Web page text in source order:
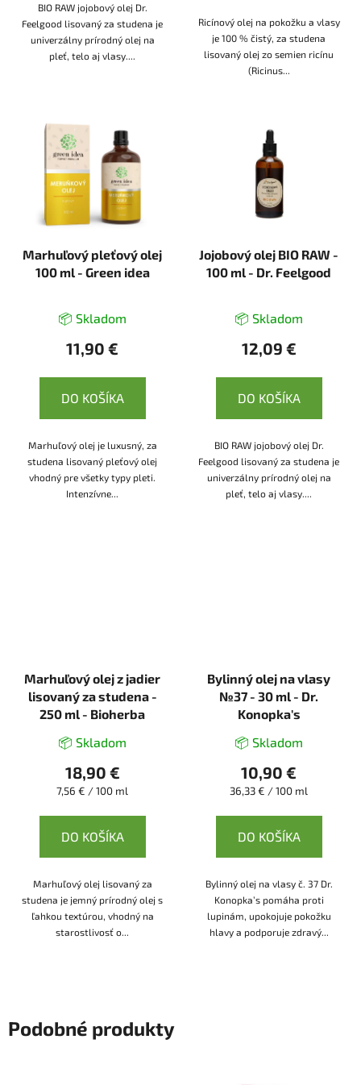
BIO RAW jojobový olej Dr.
Feelgood lisovaný za studena je
univerzálny prírodný olej na
pleť, telo aj vlasy....
Ricínový olej na pokožku a vlasy
je 100 % čistý, za studena
lisovaný olej zo semien ricínu
(Ricinus...
Marhuľový pleťový olej
100 ml - Green idea
📦 Skladom
11,90 €
DO KOŠÍKA
Marhuľový olej je luxusný, za
studena lisovaný pleťový olej
vhodný pre všetky typy pleti.
Intenzívne...
Jojobový olej BIO RAW -
100 ml - Dr. Feelgood
📦 Skladom
12,09 €
DO KOŠÍKA
BIO RAW jojobový olej Dr.
Feelgood lisovaný za studena je
univerzálny prírodný olej na
pleť, telo aj vlasy....
Marhuľový olej z jadier
lisovaný za studena -
250 ml - Bioherba
📦 Skladom
18,90 €
Jednotková
7,56 € / 100 ml
DO KOŠÍKA
Marhuľový olej lisovaný za
studena je jemný prírodný olej s
ľahkou textúrou, vhodný na
starostlivosť o...
Bylinný olej na vlasy
№37 - 30 ml - Dr.
Konopka's
📦 Skladom
10,90 €
Jednotková
36,33 € / 100 ml
DO KOŠÍKA
Bylinný olej na vlasy č. 37 Dr.
Konopka’s pomáha proti
lupinám, upokojuje pokožku
hlavy a podporuje zdravý...
Podobné produkty